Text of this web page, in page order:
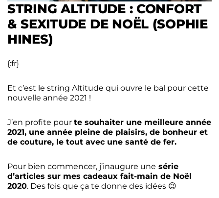
STRING ALTITUDE : CONFORT
& SEXITUDE DE NOËL (SOPHIE
HINES)
{:fr}
Et c’est le string Altitude qui ouvre le bal pour cette
nouvelle année 2021 !
J’en profite pour te souhaiter une meilleure année
2021, une année pleine de plaisirs, de bonheur et
de couture, le tout avec une santé de fer.
Pour bien commencer, j’inaugure une série
d’articles sur mes cadeaux fait-main de Noël
2020. Des fois que ça te donne des idées 😉